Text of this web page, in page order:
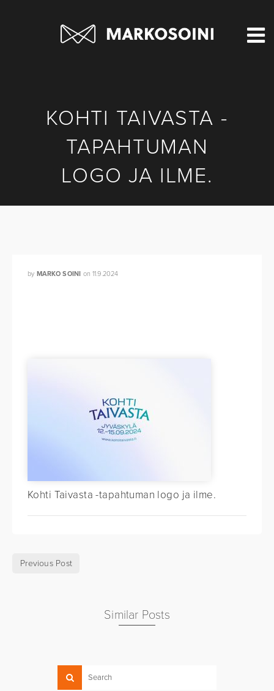
KOHTI TAIVASTA -
TAPAHTUMAN
LOGO JA ILME.
by MARKO SOINI on 11.9.2024
Kohti Taivasta -tapahtuman logo ja ilme.
Previous Post
Similar Posts